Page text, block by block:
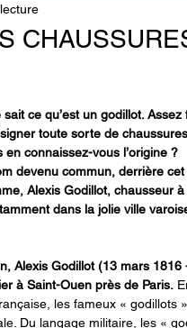
sait ce qu’est un godillot.
toute sorte de
en connaissez-vous l’origine ?
devenu commun, derrière
Alexis Godillot, chausseur
dans la jolie ville
Alexis Godillot (13 mars
à Saint-Ouen près de Paris.
les fameux « godillots
Du langage militaire, les «